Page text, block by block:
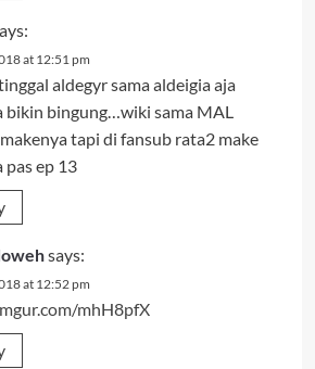
at 12:51 pm
aldegyr sama aldeigia aja
bikin bingung…wiki sama MAL
tapi di fansub rata2 make
pas ep 13
says:
at 12:52 pm
mhH8pfX